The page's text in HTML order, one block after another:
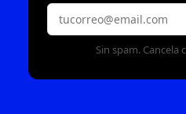
Sin spam. Cancela